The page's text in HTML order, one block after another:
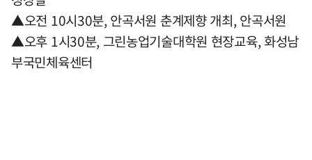
▲오전 10시30분, 안곡서원 춘계제향 개최, 안곡서원
▲오후 1시30분, 그린농업기술대학원 현장교육, 화성남
부국민체육센터